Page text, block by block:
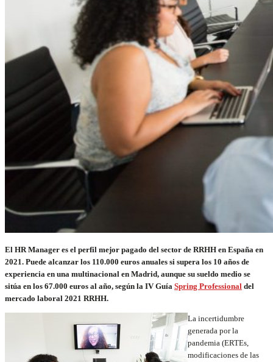
El HR Manager es el perfil mejor pagado del sector de RRHH en España en
2021. Puede alcanzar los 110.000 euros anuales si supera los 10 años de
experiencia en una multinacional en Madrid, aunque su sueldo medio se
sitúa en los 67.000 euros al año, según la IV Guía Spring Professional del
mercado laboral 2021 RRHH.
La incertidumbre
generada por la
pandemia (ERTEs,
modificaciones de las